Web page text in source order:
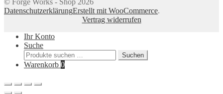
DatenschutzerklärungErstellt mit WooCommerce.
Vertrag widerrufen
Ihr Konto
Suche
Suchen
nach:
Suchen
Warenkorb 0